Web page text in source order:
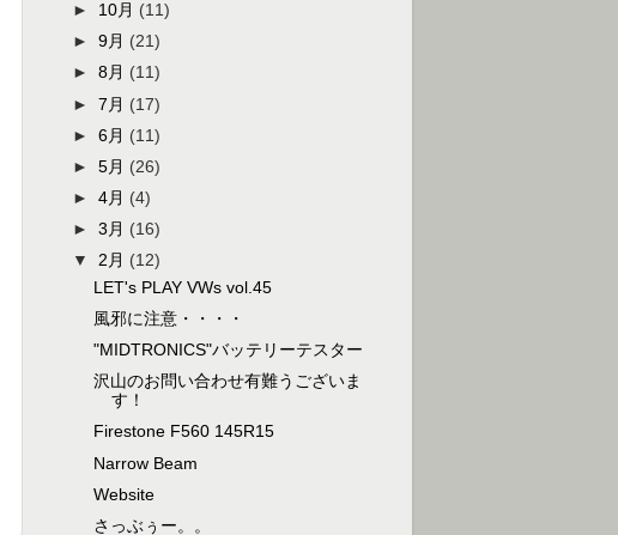
► 10月 (11)
►9月 (21)
►8月 (11)
►7月 (17)
►6月 (11)
►5月 (26)
►4月 (4)
►3月 (16)
▼2月 (12)
LET's PLAY VWs vol.45
風邪に注意・・・・
"MIDTRONICS"バッテリーテスター
沢山のお問い合わせ有難うございま
す！
Firestone F560 145R15
Narrow Beam
Website
さっぶぅー。。